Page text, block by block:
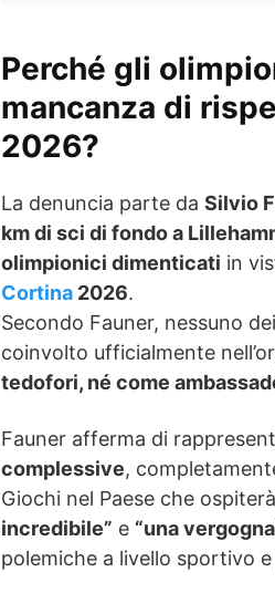
Perché gli
mancanza di
2026?
La denuncia parte da Silvio
km di sci di fondo a
olimpionici dimenticati in
Cortina 2026.
Secondo Fauner, nessuno
coinvolto ufficialmente
tedofori, né come
Fauner afferma di
complessive,
Giochi nel Paese che
incredibile” e “una
polemiche a livello sportivo